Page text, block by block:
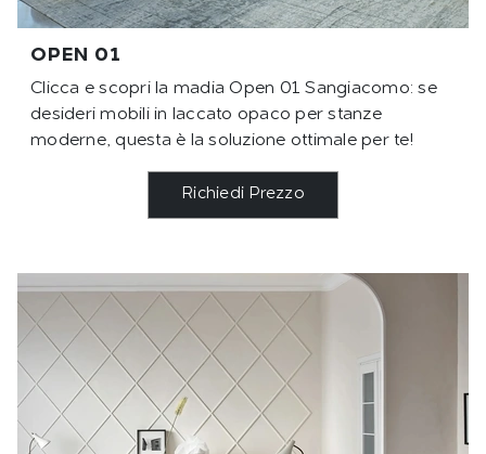
OPEN 01
Clicca e scopri la madia Open 01 Sangiacomo: se
desideri mobili in laccato opaco per stanze
moderne, questa è la soluzione ottimale per te!
Richiedi Prezzo